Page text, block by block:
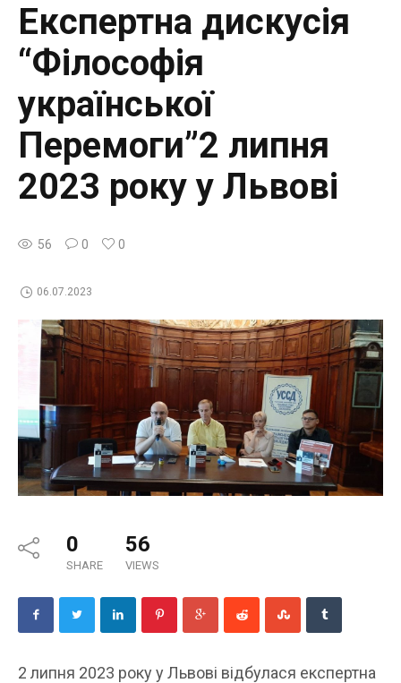
Експертна дискусія
“Філософія
української
Перемоги”2 липня
2023 року у Львові
56 0 0
06.07.2023
0
SHARE
56
VIEWS
2 липня 2023 року у Львові відбулася експертна